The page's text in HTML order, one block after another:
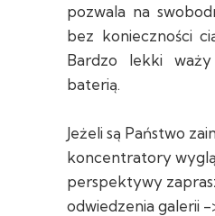
pozwala na
bez konieczności
Bardzo lekki
baterią.
Jeżeli są Państwo
koncentratory
perspektywy
odwiedzenia galerii -